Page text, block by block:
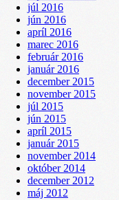
júl 2016
jún 2016
apríl 2016
marec 2016
február 2016
január 2016
december 2015
november 2015
júl 2015
jún 2015
apríl 2015
január 2015
november 2014
október 2014
december 2012
máj 2012